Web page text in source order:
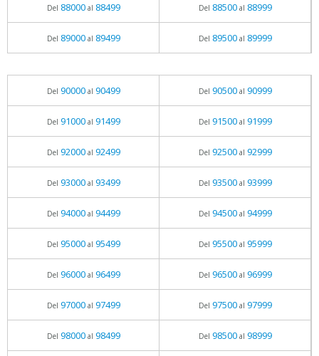
Del 88000al 88499 Del 88500al 88999
Del 89000al 89499 Del 89500al 89999
Del 90000al 90499 Del 90500al 90999
Del 91000al 91499 Del 91500al 91999
Del 92000al 92499 Del 92500al 92999
Del 93000al 93499 Del 93500al 93999
Del 94000al 94499 Del 94500al 94999
Del 95000al 95499 Del 95500al 95999
Del 96000al 96499 Del 96500al 96999
Del 97000al 97499 Del 97500al 97999
Del 98000al 98499 Del 98500al 98999